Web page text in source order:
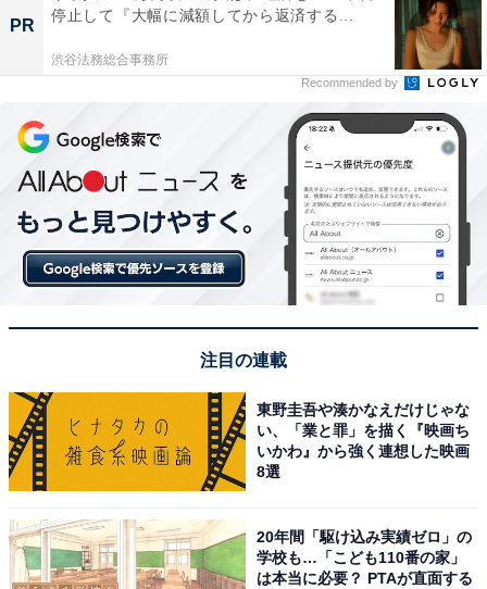
PR
停止して『大幅に減額してから返済する...
渋谷法務総合事務所
Recommended by
注目の連載
東野圭吾や湊かなえだけじゃな
い、「業と罪」を描く『映画ち
いかわ』から強く連想した映画
8選
20年間「駆け込み実績ゼロ」の
学校も…「こども110番の家」
は本当に必要？ PTAが直面する